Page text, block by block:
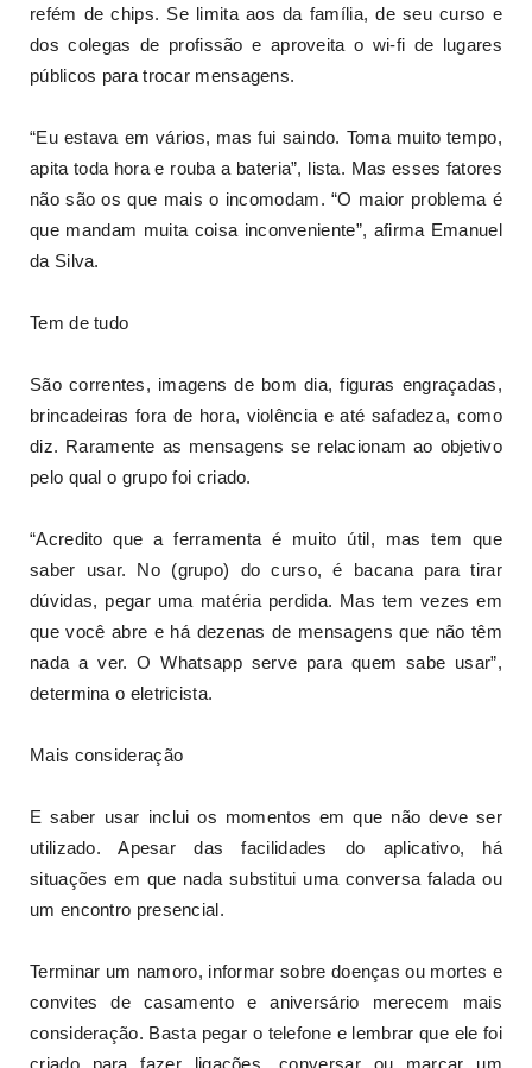
refém de chips. Se limita aos da família, de seu curso e
dos colegas de profissão e aproveita o wi-fi de lugares
públicos para trocar mensagens.
“Eu estava em vários, mas fui saindo. Toma muito tempo,
apita toda hora e rouba a bateria”, lista. Mas esses fatores
não são os que mais o incomodam. “O maior problema é
que mandam muita coisa inconveniente”, afirma Emanuel
da Silva.
Tem de tudo
São correntes, imagens de bom dia, figuras engraçadas,
brincadeiras fora de hora, violência e até safadeza, como
diz. Raramente as mensagens se relacionam ao objetivo
pelo qual o grupo foi criado.
“Acredito que a ferramenta é muito útil, mas tem que
saber usar. No (grupo) do curso, é bacana para tirar
dúvidas, pegar uma matéria perdida. Mas tem vezes em
que você abre e há dezenas de mensagens que não têm
nada a ver. O Whatsapp serve para quem sabe usar”,
determina o eletricista.
Mais consideração
E saber usar inclui os momentos em que não deve ser
utilizado. Apesar das facilidades do aplicativo, há
situações em que nada substitui uma conversa falada ou
um encontro presencial.
Terminar um namoro, informar sobre doenças ou mortes e
convites de casamento e aniversário merecem mais
consideração. Basta pegar o telefone e lembrar que ele foi